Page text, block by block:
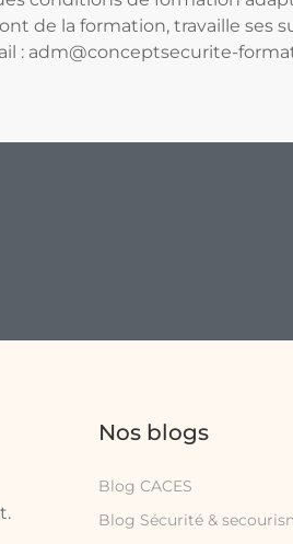
de la formation, travaille
: adm@conceptsecurite-
Nos blogs
Blog CACES
Blog Sécurité &